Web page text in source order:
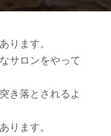
ります。
サロンをやって
き落とされるよ
ります。